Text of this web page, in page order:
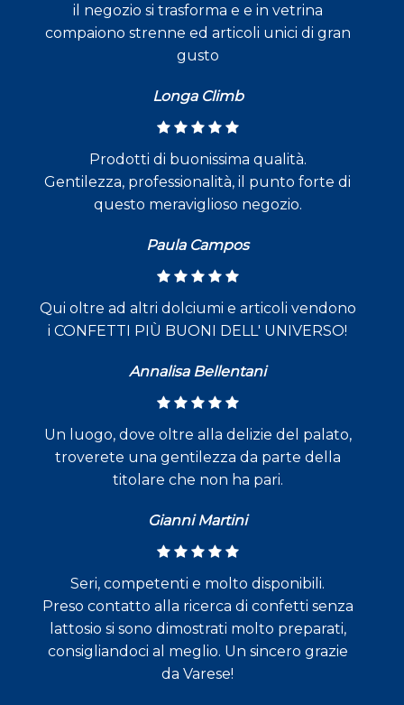
il negozio si trasforma e e in vetrina
compaiono strenne ed articoli unici di gran
gusto
Longa Climb
Prodotti di buonissima qualità.
Gentilezza, professionalità, il punto forte di
questo meraviglioso negozio.
Paula Campos
Qui oltre ad altri dolciumi e articoli vendono
i CONFETTI PIÙ BUONI DELL' UNIVERSO!
Annalisa Bellentani
Un luogo, dove oltre alla delizie del palato,
troverete una gentilezza da parte della
titolare che non ha pari.
Gianni Martini
Seri, competenti e molto disponibili.
Preso contatto alla ricerca di confetti senza
lattosio si sono dimostrati molto preparati,
consigliandoci al meglio. Un sincero grazie
da Varese!